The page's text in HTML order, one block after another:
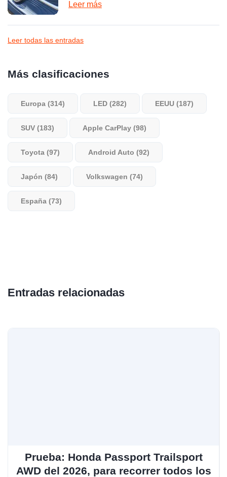
Leer más
Leer todas las entradas
Más clasificaciones
Europa (314) LED (282) EEUU (187)
SUV (183) Apple CarPlay (98)
Toyota (97) Android Auto (92)
Japón (84) Volkswagen (74)
España (73)
Entradas relacionadas
Prueba: Honda Passport Trailsport
AWD del 2026, para recorrer todos los